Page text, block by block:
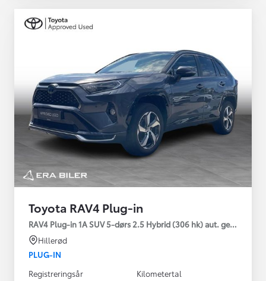
Toyota RAV4 Plug-in
RAV4 Plug-in 1A SUV 5-dørs 2.5 Hybrid (306 hk) aut. gear
Hillerød
PLUG-IN
Registreringsår
Kilometertal